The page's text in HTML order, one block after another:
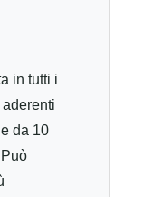
in tutti i
da 10